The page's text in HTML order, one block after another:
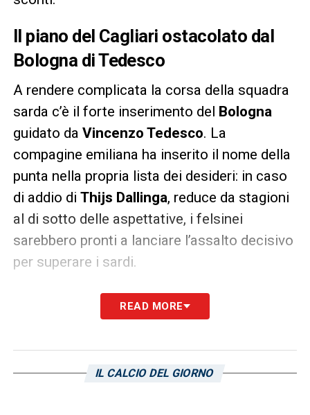
Il piano del Cagliari ostacolato dal
Bologna di Tedesco
A rendere complicata la corsa della squadra
sarda c’è il forte inserimento del Bologna
guidato da Vincenzo Tedesco. La
compagine emiliana ha inserito il nome della
punta nella propria lista dei desideri: in caso
di addio di Thijs Dallinga, reduce da stagioni
al di sotto delle aspettative, i felsinei
sarebbero pronti a lanciare l’assalto decisivo
per superare i sardi.
La cifra richiesta al Cagliari per
arrivare a Bowie
L’ostacolo principale per il club diTommaso
Giuliniresta la valutazione economica
READ MORE
IL CALCIO DEL GIORNO